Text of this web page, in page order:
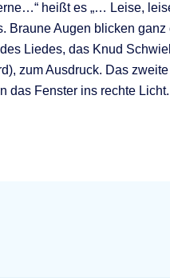
heißt es „… Leise,
Braune Augen blicken
Liedes, das Knud
zum Ausdruck. Das
das Fenster ins rechte Licht.